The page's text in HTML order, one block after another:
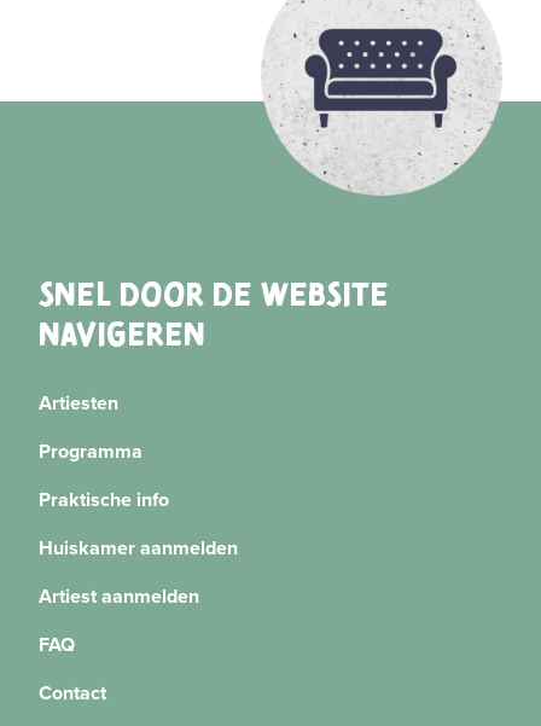
SNEL DOOR DE WEBSITE
NAVIGEREN
Artiesten
Programma
Praktische info
Huiskamer aanmelden
Artiest aanmelden
FAQ
Contact